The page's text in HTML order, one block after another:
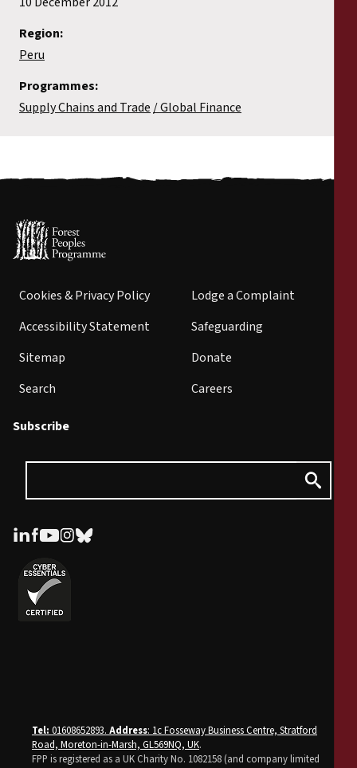
Region:
Peru
Programmes:
Supply Chains and Trade Global Finance
Cookies & Privacy Policy
Accessibility Statement
Sitemap
Search
Lodge a Complaint
Safeguarding
Donate
Careers
Subscribe
Tel: 01608652893. Address: 1c Fosseway Business Centre, Stratford
Road, Moreton-in-Marsh, GL569NQ, UK.
FPP is registered as a UK Charity No. 1082158 (and company limited